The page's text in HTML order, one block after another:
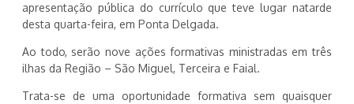
apresentação pública do currículo que teve lugar natarde
desta quarta-feira, em Ponta Delgada.
Ao todo, serão nove ações formativas ministradas em três
ilhas da Região – São Miguel, Terceira e Faial.
Trata-se de uma oportunidade formativa sem quaisquer